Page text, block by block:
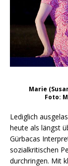
Marie
Foto:
Lediglich
heute als längst
Gürbacas
sozialkritischen
durchringen. Mit